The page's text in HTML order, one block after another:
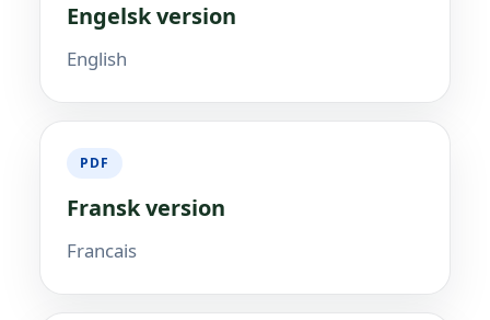
Engelsk version
English
PDF
Fransk version
Francais